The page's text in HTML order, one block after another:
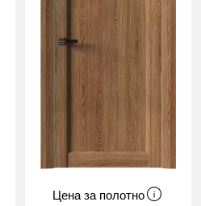
Цена за полотно